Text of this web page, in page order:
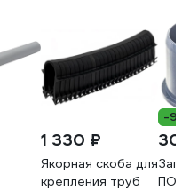
1 330 ₽
Якорная скоба для
крепления труб
-9%
30